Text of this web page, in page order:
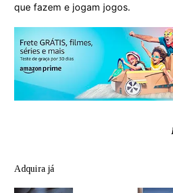
que fazem e jogam jogos.
Adquira já